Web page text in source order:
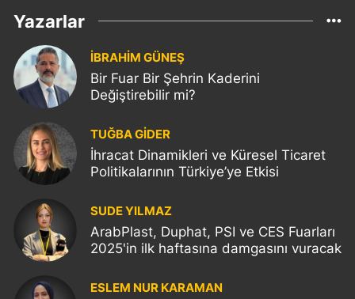
Yazarlar
İBRAHİM GÜNEŞ
Bir Fuar Bir Şehrin Kaderini
Değiştirebilir mi?
TUĞBA GİDER
İhracat Dinamikleri ve Küresel Ticaret
Politikalarının Türkiye’ye Etkisi
SUDE YILMAZ
ArabPlast, Duphat, PSI ve CES Fuarları
2025'in ilk haftasına damgasını vuracak
ESLEM NUR KARAMAN